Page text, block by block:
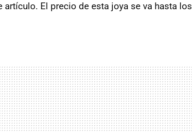
artículo. El precio de esta joya se va hasta los